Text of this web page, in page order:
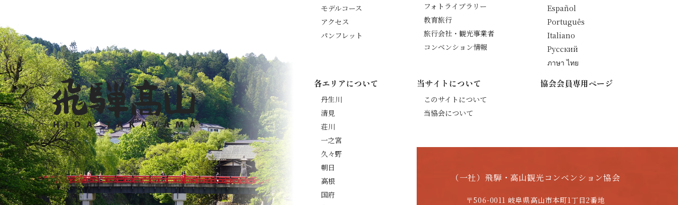
モデルコース
アクセス
パンフレット
各エリアについて
丹生川
清見
荘川
一之宮
久々野
朝日
高根
国府
フォトライブラリー
教育旅行
旅行会社・観光事業者
コンベンション情報
当サイトについて
このサイトについて
当協会について
Español
Português
Italiano
Русский
ภาษา ไทย
協会会員専用ページ
（一社）飛騨・高山観光コンベンション協会
〒506-0011 岐阜県高山市本町1丁目2番地